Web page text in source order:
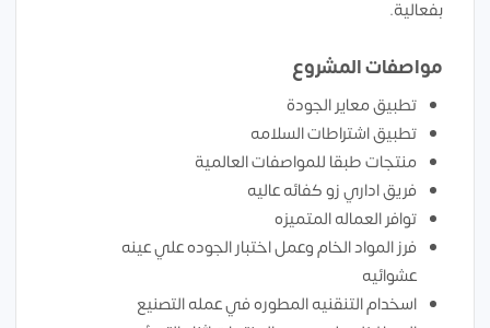
بفعالية.
مواصفات المشروع
تطبيق معاير الجودة
تطبيق اشتراطات السلامه
منتجات طبقا للمواصفات العالمية
فريق اداري زو كفائه عاليه
توافر العماله المتميزه
فرز المواد الخام وعمل اختبار الجوده علي عينه
عشوائيه
اسخدام التنقنيه المطوره في عمله التصنيع